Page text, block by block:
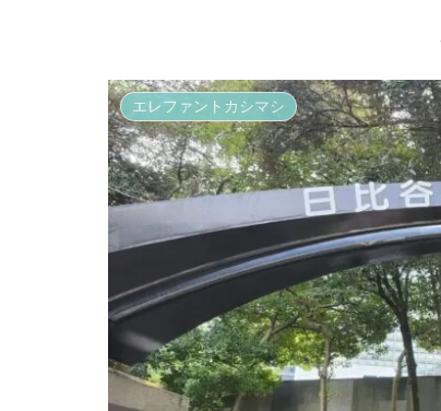
エレファントカシマシ